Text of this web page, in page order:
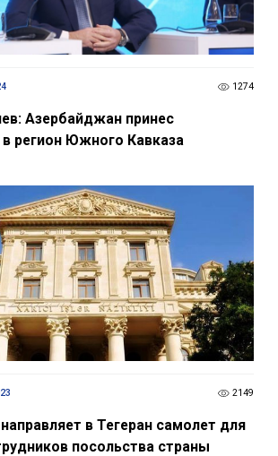
1274
Азербайджан принес
в регион Южного Кавказа
2149
в Тегеран самолет для
посольства страны